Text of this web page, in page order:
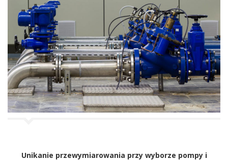
Unikanie przewymiarowania przy wyborze pompy i